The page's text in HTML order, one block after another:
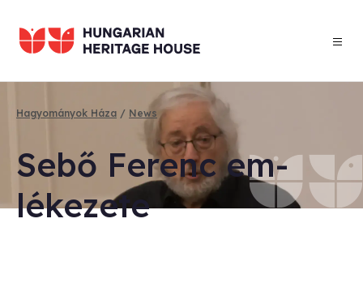
main
content
Hagyományok Háza News
Se­bő Fer­enc em­
lékez­ete